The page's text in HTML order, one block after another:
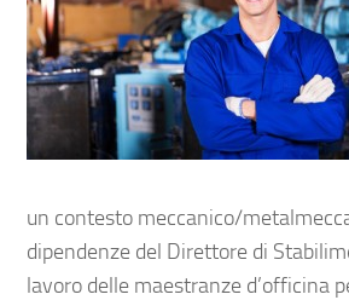
un contesto meccanico/
dipendenze del Direttore di
lavoro delle maestranze d’officina